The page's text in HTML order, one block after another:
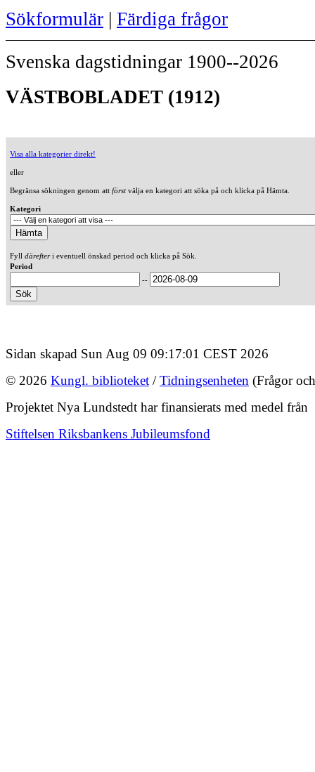
Sökformulär | Färdiga frågor
Svenska dagstidningar 1900--2026
VÄSTBOBLADET (1912)
Visa alla kategorier direkt!
eller
Begränsa sökningen genom att förstvälja en kategori att söka på och klicka på Hämta.
Kategori
Fyll därefteri eventuell önskad period och klicka på Sök.
Period
--
Sidan skapad Sun Aug 09 09:17:01 CEST 2026
© 2026 Kungl. biblioteket /Tidningsenheten (Frågor
Projektet Nya Lundstedt har finansierats med medel från
Stiftelsen Riksbankens Jubileumsfond